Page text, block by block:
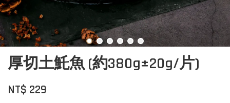
厚切土魠魚 (約380g±20g/片)
NT$ 229